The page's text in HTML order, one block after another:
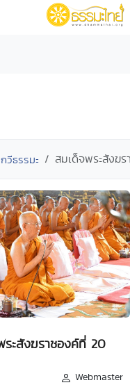
กวีธรรมะ สมเด็จพระสังฆ
ระสังฆราชองค์ที่ 20
Webmaster